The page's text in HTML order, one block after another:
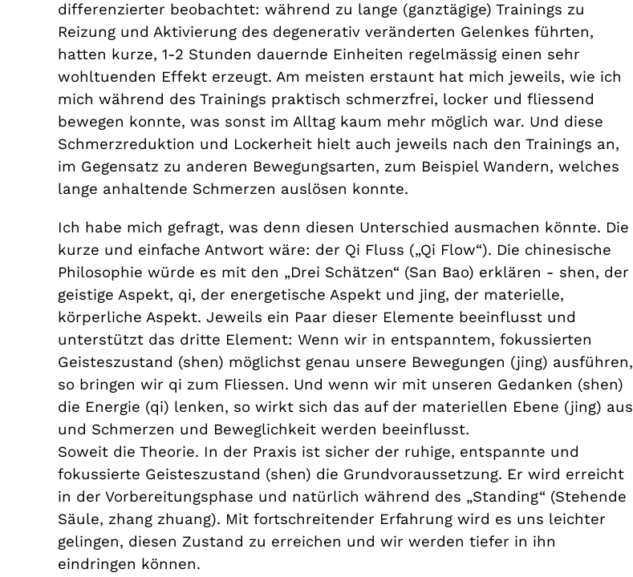
differenzierter beobachtet: während zu lange (ganztägige) Trainings zu
Reizung und Aktivierung des degenerativ veränderten Gelenkes führten,
hatten kurze, 1-2 Stunden dauernde Einheiten regelmässig einen sehr
wohltuenden Effekt erzeugt. Am meisten erstaunt hat mich jeweils, wie ich
mich während des Trainings praktisch schmerzfrei, locker und fliessend
bewegen konnte, was sonst im Alltag kaum mehr möglich war. Und diese
Schmerzreduktion und Lockerheit hielt auch jeweils nach den Trainings an,
im Gegensatz zu anderen Bewegungsarten, zum Beispiel Wandern, welches
lange anhaltende Schmerzen auslösen konnte.
Ich habe mich gefragt, was denn diesen Unterschied ausmachen könnte. Die
kurze und einfache Antwort wäre: der Qi Fluss („Qi Flow“). Die chinesische
Philosophie würde es mit den „Drei Schätzen“ (San Bao) erklären - shen, der
geistige Aspekt, qi, der energetische Aspekt und jing, der materielle,
körperliche Aspekt. Jeweils ein Paar dieser Elemente beeinflusst und
unterstützt das dritte Element: Wenn wir in entspanntem, fokussierten
Geisteszustand (shen) möglichst genau unsere Bewegungen (jing) ausführen,
so bringen wir qi zum Fliessen. Und wenn wir mit unseren Gedanken (shen)
die Energie (qi) lenken, so wirkt sich das auf der materiellen Ebene (jing) aus
und Schmerzen und Beweglichkeit werden beeinflusst.
Soweit die Theorie. In der Praxis ist sicher der ruhige, entspannte und
fokussierte Geisteszustand (shen) die Grundvoraussetzung. Er wird erreicht
in der Vorbereitungsphase und natürlich während des „Standing“ (Stehende
Säule, zhang zhuang). Mit fortschreitender Erfahrung wird es uns leichter
gelingen, diesen Zustand zu erreichen und wir werden tiefer in ihn
eindringen können.